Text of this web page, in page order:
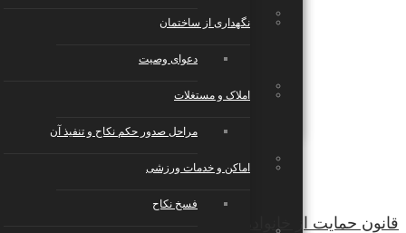
رستوران، کافی‌شاپ، هتل و گردشگری
دعوای وصیت
مراحل صدور حکم نکاح و تنفیذ آن
فسخ نکاح
نگهداری از ساختمان
املاک و مستغلات
اماکن و خدمات ورزشی
قانون حمایت از خانواده چه می گوید؟